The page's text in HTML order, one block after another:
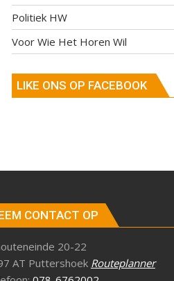
Politiek HW
Voor Wie Het Horen Wil
LIKE ONS OP FACEBOOK
CONTACT OP
20-22
AT Puttershoek Routeplanner